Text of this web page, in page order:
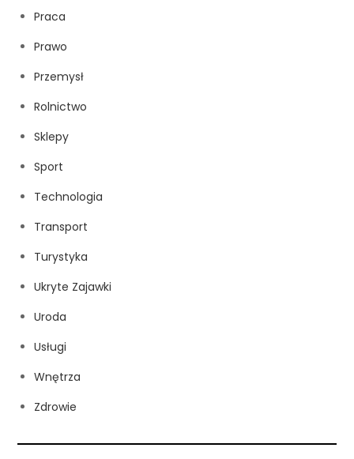
Praca
Prawo
Przemysł
Rolnictwo
Sklepy
Sport
Technologia
Transport
Turystyka
Ukryte Zajawki
Uroda
Usługi
Wnętrza
Zdrowie